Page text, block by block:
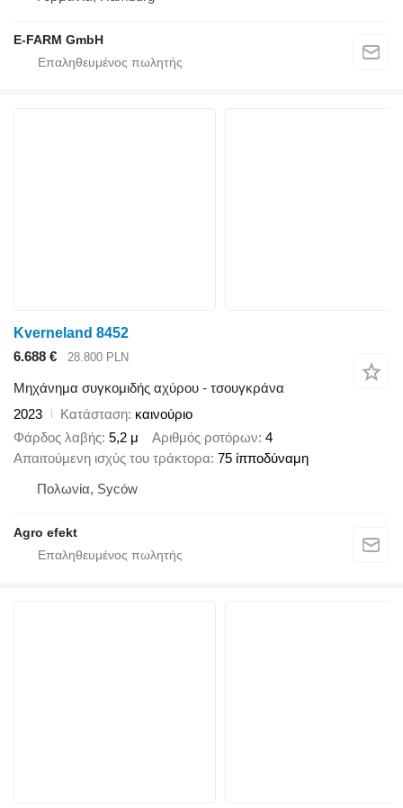
E-FARM GmbH
Kverneland 8452
6.688 €
28.800 PLN
Μηχάνημα συγκομιδής αχύρου - τσουγκράνα
2023
Κατάσταση καινούριο
Φάρδος λαβής 5,2 μ Αριθμός ροτόρων 4
Απαιτούμενη ισχύς του τράκτορα 75 ίπποδύναμη
Πολωνία, Syców
Agro efekt